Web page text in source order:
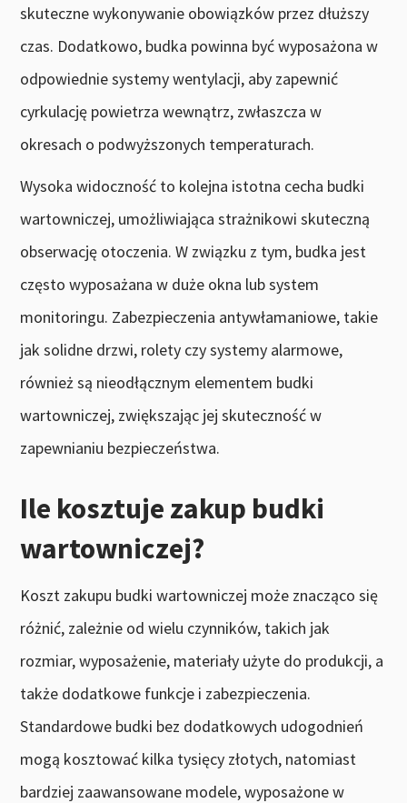
skuteczne wykonywanie obowiązków przez dłuższy
czas. Dodatkowo, budka powinna być wyposażona w
odpowiednie systemy wentylacji, aby zapewnić
cyrkulację powietrza wewnątrz, zwłaszcza w
okresach o podwyższonych temperaturach.
Wysoka widoczność to kolejna istotna cecha budki
wartowniczej, umożliwiająca strażnikowi skuteczną
obserwację otoczenia. W związku z tym, budka jest
często wyposażana w duże okna lub system
monitoringu. Zabezpieczenia antywłamaniowe, takie
jak solidne drzwi, rolety czy systemy alarmowe,
również są nieodłącznym elementem budki
wartowniczej, zwiększając jej skuteczność w
zapewnianiu bezpieczeństwa.
Ile kosztuje zakup budki
wartowniczej?
Koszt zakupu budki wartowniczej może znacząco się
różnić, zależnie od wielu czynników, takich jak
rozmiar, wyposażenie, materiały użyte do produkcji, a
także dodatkowe funkcje i zabezpieczenia.
Standardowe budki bez dodatkowych udogodnień
mogą kosztować kilka tysięcy złotych, natomiast
bardziej zaawansowane modele, wyposażone w